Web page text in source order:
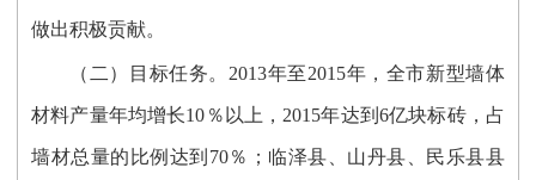
做出积极贡献。
（二）目标任务。2013年至2015年，全市新型墙体
材料产量年均增长10％以上，2015年达到6亿块标砖，占
墙材总量的比例达到70％；临泽县、山丹县、民乐县县